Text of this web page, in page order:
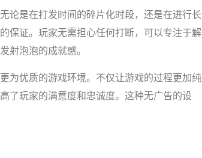
论是在打发时间的碎片化时段，还是在进行长
保证。玩家无需担心任何打断，可以专注于解
射泡泡的成就感。
为优质的游戏环境。不仅让游戏的过程更加纯
了玩家的满意度和忠诚度。这种无广告的设